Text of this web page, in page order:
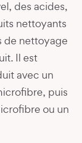
des acides,
nettoyants
de nettoyage
Il est
avec un
puis
ou un